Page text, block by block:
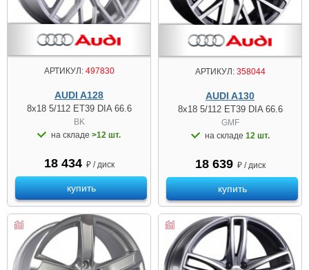
АРТИКУЛ:497830
AUDI A128
8x18 5/112 ET39 DIA 66.6
BK
на складе >12 шт.
18 434 ₽ / диск
купить
АРТИКУЛ:358044
AUDI A130
8x18 5/112 ET39 DIA 66.6
GMF
на складе 12 шт.
18 639 ₽ / диск
купить